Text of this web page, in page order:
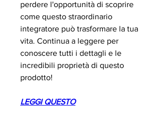
perdere l'opportunità di scoprire
come questo straordinario
integratore può trasformare la tua
vita. Continua a leggere per
conoscere tutti i dettagli e le
incredibili proprietà di questo
prodotto!
LEGGI QUESTO